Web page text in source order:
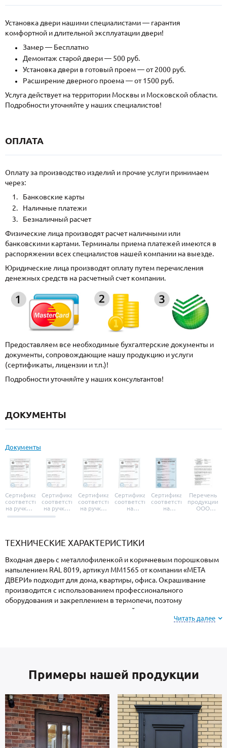
Установка двери нашими специалистами — гарантия
комфортной и длительной эксплуатации двери!
Замер — Бесплатно
Демонтаж старой двери — 500 руб.
Установка двери в готовый проем — от 2000 руб.
Расширение дверного проема — от 1500 руб.
Услуга действует на территории Москвы и Московской области.
Подробности уточняйте у наших специалистов!
ОПЛАТА
Оплату за производство изделий и прочие услуги принимаем
через:
Банковские карты
Наличные платежи
Безналичный расчет
Физические лица производят расчет наличными или
банковскими картами. Терминалы приема платежей имеются в
распоряжении всех специалистов нашей компании на выезде.
Юридические лица производят оплату путем перечисления
денежных средств на расчетный счет компании.
Предоставляем все необходимые бухгалтерские документы и
документы, сопровождающие нашу продукцию и услуги
(сертификаты, лицензии и т.п.)!
Подробности уточняйте у наших консультантов!
ДОКУМЕНТЫ
Документы
Сертификат
соответствия
на ручки и
броненакладки
Сертификат
соответствия
на ручки-
защелки
Сертификат
соответствия
на ручки-
Сертификат
соответствия
на
Сертификат
соответствия
на
Перечень
продукции
ООО
ТЕХНИЧЕСКИЕ ХАРАКТЕРИСТИКИ
Входная дверь с металлофиленкой и коричневым порошковым
напылением RAL 8019, артикул ММ1565 от компании «МЕТА
ДВЕРИ» подходит для дома, квартиры, офиса. Окрашивание
производится с использованием профессионального
оборудования и закреплением в термопечи, поэтому
поверхность имеет повышенную устойчивость к сколам и
царапинам, перепадам температур, повышенной влажности и
фактурупорошкового покрытия из вариантов,
специалиста по замерам.
В основе двери — стальные листы и многоконтурный профиль
отечественного производства, толщиной 2 мм. Изнутри отделка:
Читать далее
Примеры нашей продукции